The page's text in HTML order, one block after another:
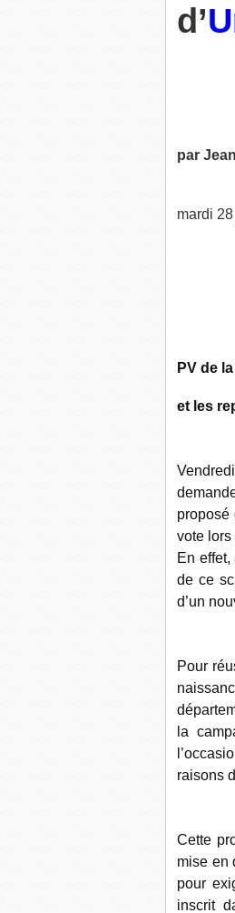
d’
par
mardi
PV de
et les
proposé
vote
En
de ce
d’un
Pour
la
raisons
Cette
mise en
pour
inscrit